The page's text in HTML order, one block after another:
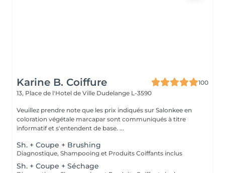
Karine B. Coiffure
100
13, Place de l'Hotel de Ville Dudelange L-3590
Veuillez prendre note que les prix indiqués sur Salonkee en
coloration végétale marcapar sont communiqués à titre
informatif et s'entendent de base. ...
Sh. + Coupe + Brushing
Diagnostique, Shampooing et Produits Coiffants inclus
Sh. + Coupe + Séchage